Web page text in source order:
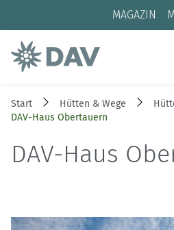
Zur
MAGAZIN
Start Hütten & Wege
DAV-Haus Obertauern
DAV-Haus